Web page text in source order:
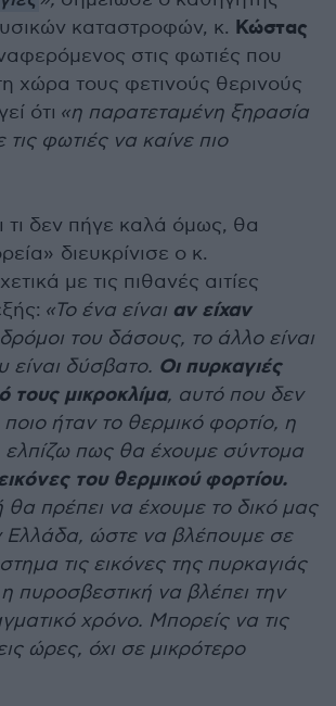
καταστροφών, κ. Κώστας
στις φωτιές που
χώρα τους φετινούς θερινούς
ότι «η παρατεταμένη ξηρασία
τις φωτιές να καίνε πιο
τι δεν πήγε καλά όμως, θα
διευκρίνισε ο κ.
με τις πιθανές αιτίες
«Το ένα είναι αν είχαν
δρόμοι του δάσους, το άλλο είναι
είναι δύσβατο. Οι πυρκαγιές
τους μικροκλίμα, αυτό που δεν
ποιο ήταν το θερμικό φορτίο, η
πως θα έχουμε σύντομα
του θερμικού φορτίου.
θα πρέπει να έχουμε το δικό μας
Ελλάδα, ώστε να βλέπουμε σε
τις εικόνες της πυρκαγιάς
πυροσβεστική να βλέπει την
χρόνο. Μπορείς να τις
ώρες, όχι σε μικρότερο